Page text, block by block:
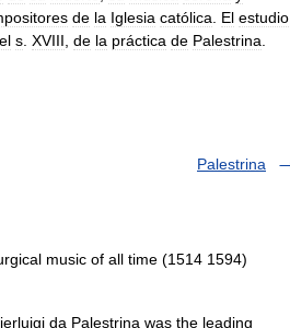
de la Iglesia católica El estudio
el s XVIII de la práctica de Palestrina
Palestrina
music of all time (1514 1594)
da Palestrina was the leading